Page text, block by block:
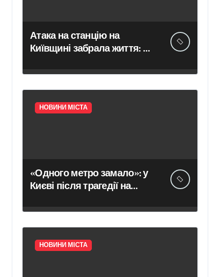
Атака на станцію на
Київщині забрала життя: в
чому потяги не зупиняють
рух під час ударів
НОВИНИ МІСТА
«Одного метро замало»: у
Києві після трагедії на
додаткових бетонних
укриттів
НОВИНИ МІСТА